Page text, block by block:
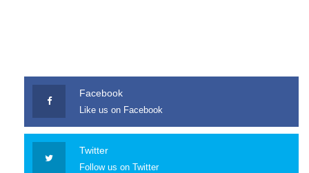
Facebook
Like us on Facebook
Twitter
Follow us on Twitter